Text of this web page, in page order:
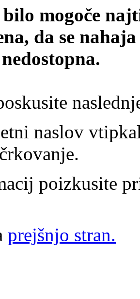
mogoče
da se
naslov
poizkusite
prejšnjo stran.